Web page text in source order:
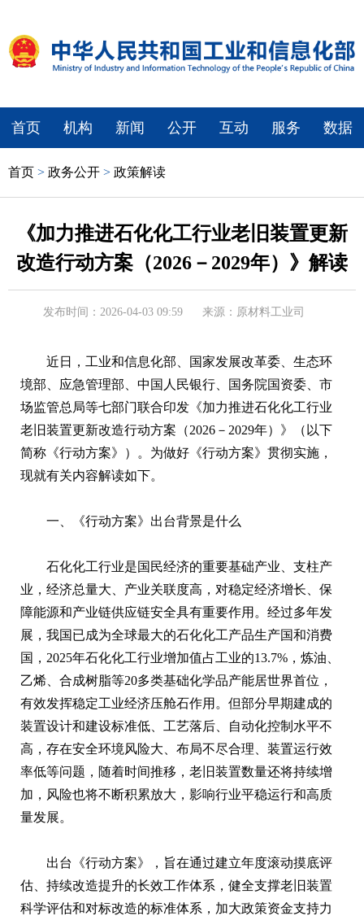
首页 机构 新闻 公开 互动 服务 数据
首页 > 政务公开 > 政策解读
《加力推进石化化工行业老旧装置更新
改造行动方案（2026－2029年）》解读
发布时间：2026-04-03 09:59 来源：原材料工业司
近日，工业和信息化部、国家发展改革委、生态环
境部、应急管理部、中国人民银行、国务院国资委、市
场监管总局等七部门联合印发《加力推进石化化工行业
老旧装置更新改造行动方案（2026－2029年）》（以下
简称《行动方案》）。为做好《行动方案》贯彻实施，
现就有关内容解读如下。
一、《行动方案》出台背景是什么
石化化工行业是国民经济的重要基础产业、支柱产
业，经济总量大、产业关联度高，对稳定经济增长、保
障能源和产业链供应链安全具有重要作用。经过多年发
展，我国已成为全球最大的石化化工产品生产国和消费
国，2025年石化化工行业增加值占工业的13.7%，炼油、
乙烯、合成树脂等20多类基础化学品产能居世界首位，
有效发挥稳定工业经济压舱石作用。但部分早期建成的
装置设计和建设标准低、工艺落后、自动化控制水平不
高，存在安全环境风险大、布局不尽合理、装置运行效
率低等问题，随着时间推移，老旧装置数量还将持续增
加，风险也将不断积累放大，影响行业平稳运行和高质
量发展。
出台《行动方案》，旨在通过建立年度滚动摸底评
估、持续改造提升的长效工作体系，健全支撑老旧装置
科学评估和对标改造的标准体系，加大政策资金支持力